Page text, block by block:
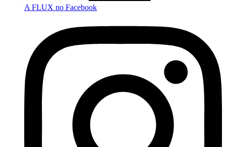
A FLUX no Facebook